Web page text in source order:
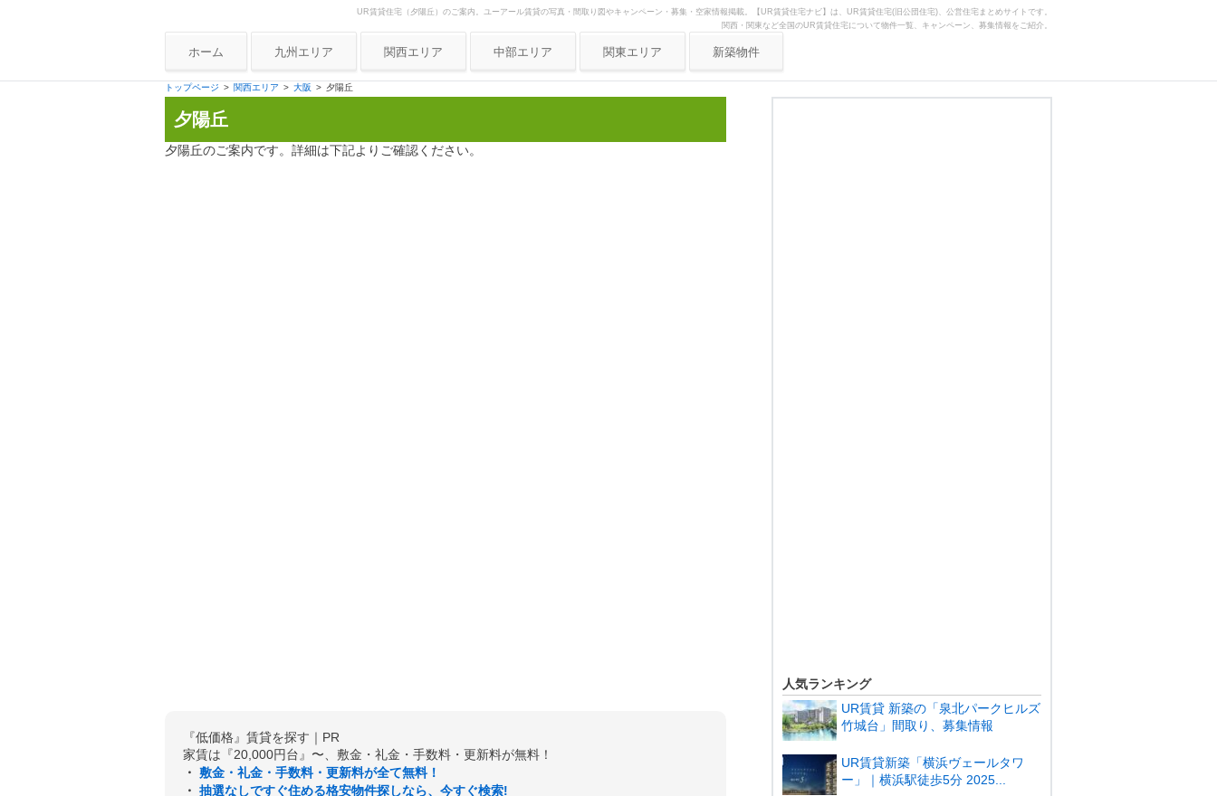
UR賃貸住宅（夕陽丘）のご案内。ユーアール賃貸の写真・間取り図やキャンペーン・募集・空家情報掲載。【UR賃貸住宅ナビ】は、UR賃貸住宅(旧公団住宅)、公営住宅まとめサイトです。
関西・関東など全国のUR賃貸住宅について物件一覧、キャンペーン、募集情報をご紹介。
ホーム 九州エリア 関西エリア
京都府
中部エリア 関東エリア 新築物件
トップページ 関西エリア 大阪 夕陽丘
夕陽丘
夕陽丘のご案内です。詳細は下記よりご確認ください。
『低価格』賃貸を探す｜PR
家賃は『20,000円台』〜、敷金・礼金・手数料・更新料が無料！
・ 敷金・礼金・手数料・更新料が全て無料！
・ 抽選なしですぐ住める格安物件探しなら、今すぐ検索!
人気ランキング
UR賃貸 新築の「泉北パークヒルズ
竹城台」間取り、募集情報
UR賃貸新築「横浜ヴェールタワ
ー」｜横浜駅徒歩5分 2025...